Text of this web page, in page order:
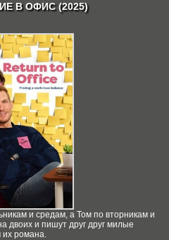
В ОФИС (2025)
и средам, а Том по вторникам и
двоих и пишут друг друг милые
их романа.